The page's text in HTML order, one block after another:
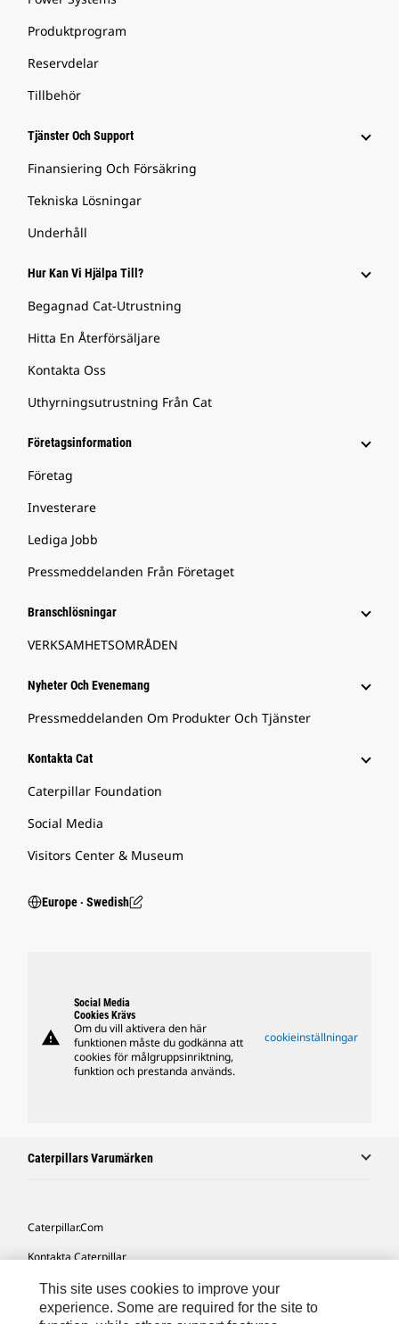
Produktprogram
Reservdelar
Tillbehör
Tjänster Och Support
Finansiering Och Försäkring
Tekniska Lösningar
Underhåll
Hur Kan Vi Hjälpa Till?
Begagnad Cat-Utrustning
Hitta En Återförsäljare
Kontakta Oss
Uthyrningsutrustning Från Cat
Företagsinformation
Företag
Investerare
Lediga Jobb
Pressmeddelanden Från Företaget
Branschlösningar
VERKSAMHETSOMRÅDEN
Nyheter Och Evenemang
Pressmeddelanden Om Produkter Och Tjänster
Kontakta Cat
Caterpillar Foundation
Social Media
Visitors Center & Museum
Europe ‧ Swedish
warning
Social Media
Cookies Krävs
Om du vill aktivera den här
funktionen måste du godkänna att
cookies för målgruppsinriktning,
funktion och prestanda används.
cookieinställningar
Caterpillars Varumärken
Caterpillar.com
Kontakta Caterpillar
Mina Marknadsföringspreferenser
Platskarta
This site uses cookies to improve your
experience. Some are required for the site to